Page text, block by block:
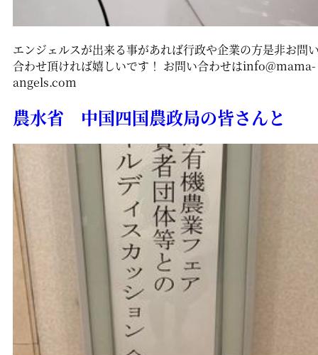
エンジェルスが出来る事があれば行政や企業の方是非お問
合わせ頂ければ嬉しいです！ お問い合わせはinfo@mama-
angels.com
農水省 中国四国農政局の皆さんと